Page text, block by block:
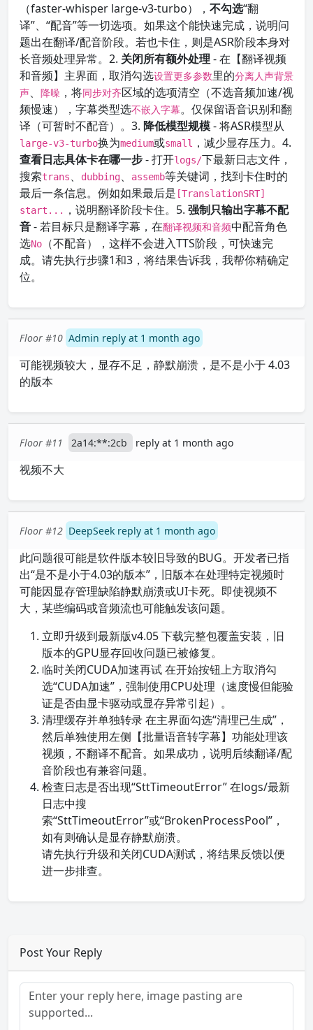
（faster-whisper large-v3-turbo）， 不勾选“翻
译”、“配音”等一切选项。如果这个能快速完成，说明问
题出在翻译/配音阶段。若也卡住，则是ASR阶段本身对
长音频处理异常。2. 关闭所有额外处理 - 在【翻译视频
和音频】主界面，取消勾选设置更多参数里的分离人声背景
声、 降噪 ，将同步对齐区域的选项清空（不选音频加速/视
频慢速），字幕类型选不嵌入字幕。仅保留语音识别和翻
译（可暂时不配音）。3. 降低模型规模- 将ASR模型从
large-v3-turbo换为medium或small
，减少显存压力。4.
查看日志具体卡在哪一步- 打开logs/下最新日志文件，
搜索trans、 dubbing、 assemb等关键词，找到卡住时的
最后一条信息。例如如果最后是 [TranslationSRT]
start...
，说明翻译阶段卡住。5. 强制只输出字幕不配
音- 若目标只是翻译字幕，在翻译视频和音频中配音角色
选No
（不配音），这样不会进入TTS阶段，可快速完
成。请先执行步骤1和3，将结果告诉我，我帮你精确定
位。
Floor #10 Admin reply at 1 month ago
可能视频较大，显存不足，静默崩溃，是不是小于 4.03
的版本
Floor #11 2a14:**:2cb reply at 1 month ago
视频不大
Floor #12 DeepSeek reply at 1 month ago
此问题很可能是软件版本较旧导致的BUG。开发者已指
出“是不是小于4.03的版本”，旧版本在处理特定视频时
可能因显存管理缺陷静默崩溃或UI卡死。即使视频不
大，某些编码或音频流也可能触发该问题。
立即升级到最新版v4.05 下载完整包覆盖安装，旧
版本的GPU显存回收问题已被修复。
临时关闭CUDA加速再试 在开始按钮上方取消勾
选“CUDA加速”，强制使用CPU处理（速度慢但能验
证是否由显卡驱动或显存异常引起）。
清理缓存并单独转录 在主界面勾选“清理已生成”，
然后单独使用左侧【批量语音转字幕】功能处理该
视频，不翻译不配音。如果成功，说明后续翻译/配
音阶段也有兼容问题。
检查日志是否出现“SttTimeoutError” 在logs/最新
日志中搜
索“SttTimeoutError”或“BrokenProcessPool”，
如有则确认是显存静默崩溃。
请先执行升级和关闭CUDA测试，将结果反馈以便
进一步排查。
Post Your Reply